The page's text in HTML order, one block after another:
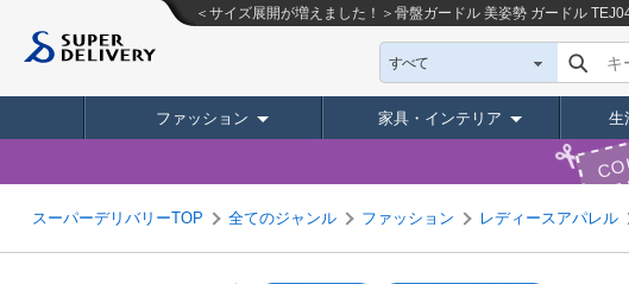
＜サイズ展開が増えました！＞骨盤ガードル 美姿勢 ガードル
すべて キ
ファッション 家具・インテリア 生
スーパーデリバリーTOP 全てのジャンル ファッション レディースアパレル